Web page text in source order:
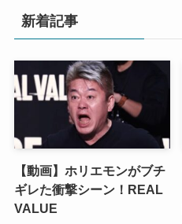
新着記事
【動画】ホリエモンがブチ
ギレた衝撃シーン！REAL
VALUE